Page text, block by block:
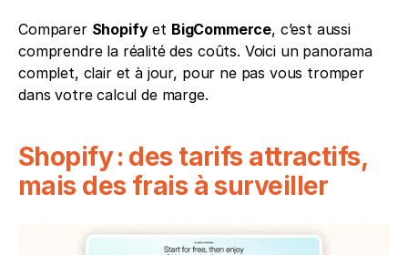
Comparer Shopify et BigCommerce, c’est aussi
comprendre la réalité des coûts. Voici un panorama
complet, clair et à jour, pour ne pas vous tromper
dans votre calcul de marge.
Shopify : des tarifs attractifs,
mais des frais à surveiller